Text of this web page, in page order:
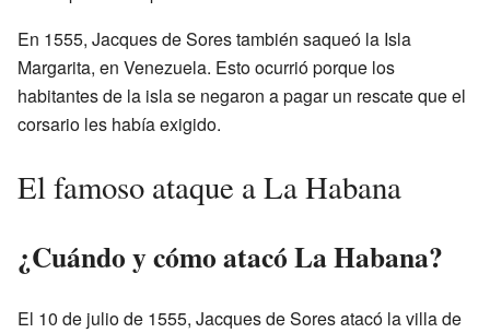
En 1555, Jacques de Sores también saqueó la Isla
Margarita, en Venezuela. Esto ocurrió porque los
habitantes de la isla se negaron a pagar un rescate que el
corsario les había exigido.
El famoso ataque a La Habana
¿Cuándo y cómo atacó La Habana?
El 10 de julio de 1555, Jacques de Sores atacó la villa de